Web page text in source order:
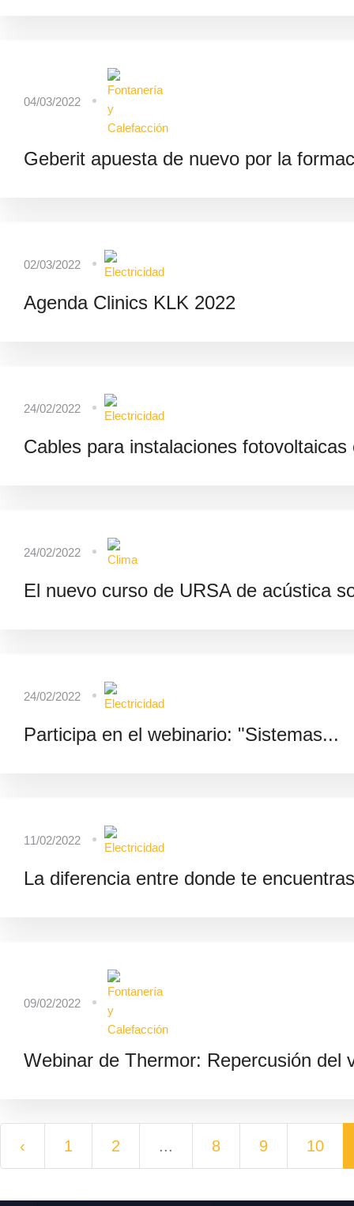
04/03/2022
Geberit apuesta de nuevo por la
02/03/2022
Agenda Clinics KLK 2022
24/02/2022
Cables para instalaciones fotovoltaicas
24/02/2022
El nuevo curso de URSA de acústica
24/02/2022
Participa en el webinario: "Sistemas...
11/02/2022
La diferencia entre donde te
09/02/2022
Webinar de Thermor: Repercusión del
‹ 1 2 ... 8 9 10